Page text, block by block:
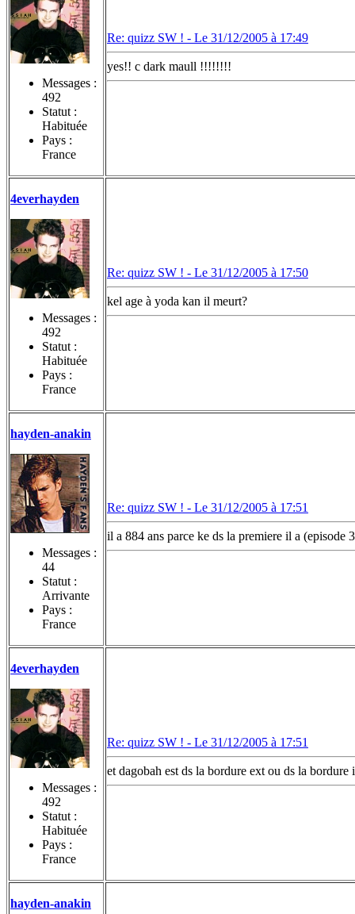
Messages :
492
Statut :
Habituée
Pays :
France
Re: quizz SW ! - Le 31/12/2005 à 17:49
yes!! c dark maull !!!!!!!!
4everhayden
Messages :
492
Statut :
Habituée
Pays :
France
Re: quizz SW ! - Le 31/12/2005 à 17:50
kel age à yoda kan il meurt?
hayden-anakin
Messages :
44
Statut :
Arrivante
Pays :
France
Re: quizz SW ! - Le 31/12/2005 à 17:51
il a 884 ans parce ke ds la premiere il a (episode
4everhayden
Messages :
492
Statut :
Habituée
Pays :
France
Re: quizz SW ! - Le 31/12/2005 à 17:51
et dagobah est ds la bordure ext ou ds la bordure
hayden-anakin